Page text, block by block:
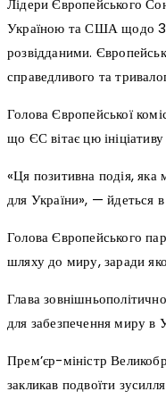
Лідери Європейського
Україною та США щодо
розвідданими.
справедливого та
Голова Європейської
що ЄС вітає цю
«Ця позитивна подія,
для України», — йдеться в
Голова Європейського
шляху до миру, заради
Глава
для забезпечення миру в
Прем’єр-міністр
закликав подвоїти